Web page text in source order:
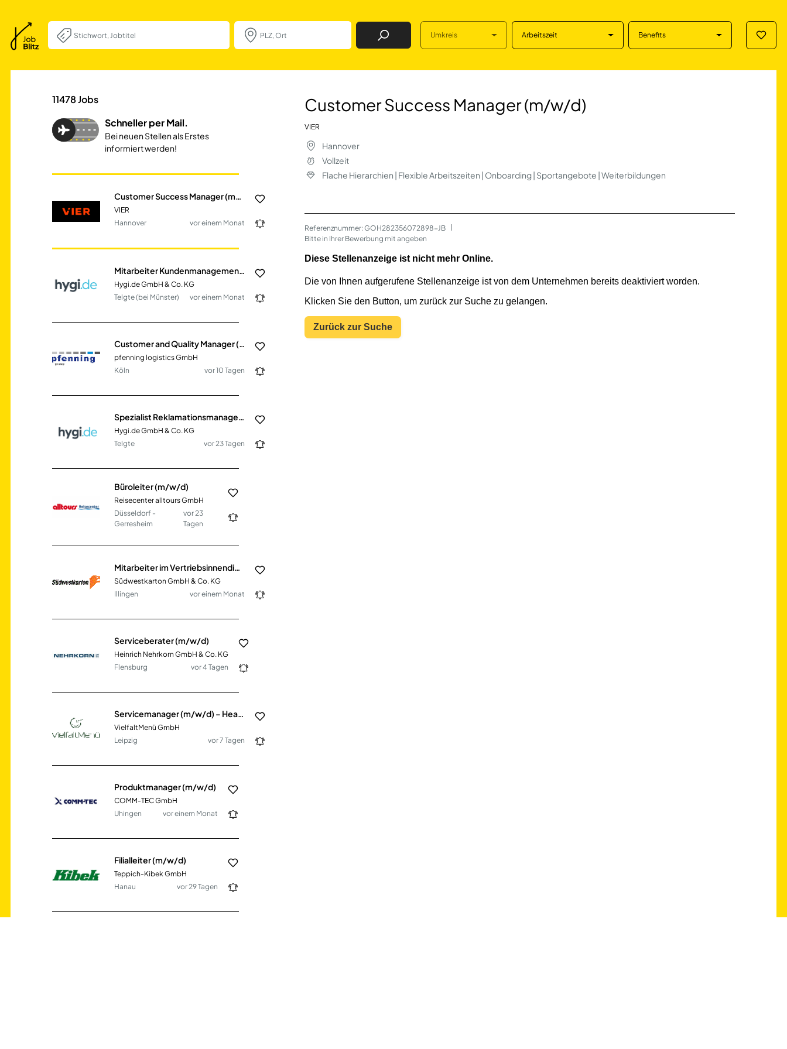
Job Finden Umkreis Arbeitszeit Benefits
Customer Success Manager (m/w/d) in Hannover
11478Jobs
Schneller per Mail.
Bei neuen Stellen als Erstes
informiert werden!
Customer Success Manager (m/w/d)
VIER
Hannover
vor einem Monat
Mitarbeiter Kundenmanagement (m/w/d)
Hygi.de GmbH & Co. KG
Telgte (bei Münster)
vor einem Monat
Customer and Quality Manager (m/w/d) Distribution
pfenning logistics GmbH
Köln
vor 10 Tagen
Hygi.de GmbH & Co. KG
Telgte
vor 23 Tagen
Büroleiter (m/w/d)
Reisecenter alltours GmbH
Düsseldorf -
Gerresheim
vor 23
Tagen
Mitarbeiter im Vertriebsinnendienst (m/w/d)
Südwestkarton GmbH & Co. KG
Illingen
vor einem Monat
Serviceberater (m/w/d)
Heinrich Nehrkorn GmbH & Co. KG
Flensburg
vor 4 Tagen
Servicemanager (m/w/d) – Head of Kundenbetreuung & Teamleitung gesucht!
VielfaltMenü GmbH
Leipzig
vor 7 Tagen
Produktmanager (m/w/d)
COMM-TEC GmbH
Uhingen
vor einem Monat
Filialleiter (m/w/d)
Teppich-Kibek GmbH
Hanau
vor 29 Tagen
Customer Success Manager (m/w/d)
VIER
Hannover
Vollzeit
Flache Hierarchien | Flexible Arbeitszeiten | Onboarding | Sportangebote | Weiterbildungen
Referenznummer: GOH282356072898-JB
Bitte in Ihrer Bewerbung mit angeben